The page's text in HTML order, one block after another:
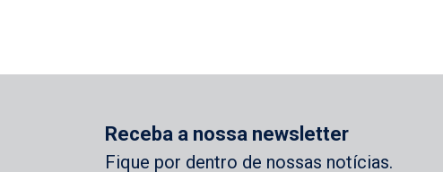
Receba a nossa newsletter
Fique por dentro de nossas notícias.